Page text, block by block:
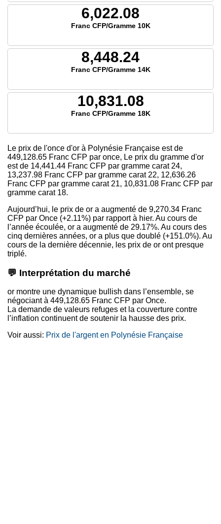
6,022.08
Franc CFP/Gramme 10K
8,448.24
Franc CFP/Gramme 14K
10,831.08
Franc CFP/Gramme 18K
Le prix de l'once d'or à Polynésie Française estde
449,128.65 Franc CFP par once, Le prix du gramme d'or
estde 14,441.44 Franc CFP par gramme carat 24,
13,237.98 Franc CFP par gramme carat 22, 12,636.26
Franc CFP par gramme carat 21, 10,831.08 Franc CFP par
gramme carat 18.
Aujourd’hui, le prix de or a augmenté de 9,270.34 Franc
CFP par Once (+2.11%) par rapport à hier. Au cours de
l’année écoulée, or a augmenté de 29.17%. Au cours des
cinq dernières années, or a plus que doublé (+151.0%). Au
cours de la dernière décennie, les prix de or ont presque
triplé.
💬 Interprétation du marché
or montre une dynamique bullish dans l’ensemble, se
négociant à 449,128.65 Franc CFP par Once.
La demande de valeurs refuges et la couverture contre
l’inflation continuent de soutenir la hausse des prix.
Voir aussi: Prix de l'argent en Polynésie Française